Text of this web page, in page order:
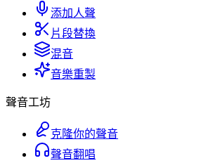
添加人聲
片段替換
混音
音樂重製
聲音工坊
克隆你的聲音
聲音翻唱